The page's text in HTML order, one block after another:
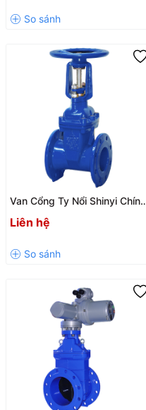
Van Cổng Ty Nổi Shinyi Chính
Hãng – Bền Bỉ, Đóng Mở Nhẹ
Nhàng Cho Hệ Thống Nước
Liên hệ